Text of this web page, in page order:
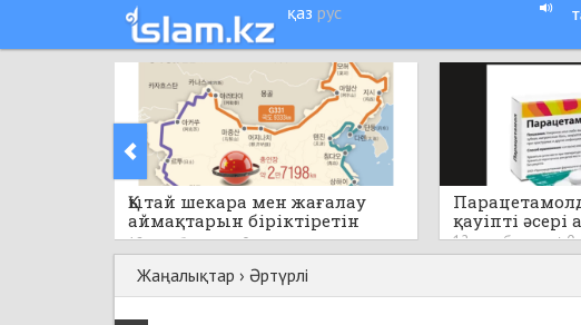
қаз рус
Қытай шекара мен жағалау
аймақтарын біріктіретін
бірегей стратегиялық жобаны
қолға алады
12 сағат бұрын 0
қауіпті
12 сағат бұрын 0
Жаңалықтар › Әртүрлі